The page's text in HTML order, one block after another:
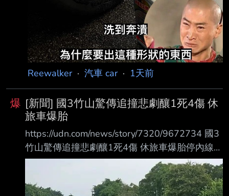
Reewalker· 汽車 car· 1天前
爆 [新聞] 國3竹山驚傳追撞悲劇釀1死4傷 休
旅車爆胎
https://udn.com/news/story/7320/9672734 國3
竹山驚傳追撞悲劇釀1死4傷 休旅車爆胎停內線遭
撞婦人傷重亡 2026-08-05 16:45 聯合報／ 記
者 江良誠／南投即時報導 國道3號北向240.2公
里南投竹山路段，3日下午發生死亡車禍！1輛休